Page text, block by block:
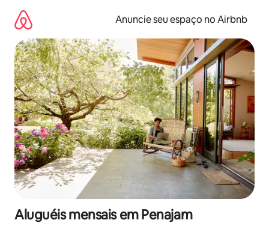
para
conteúdo
Anuncie seu espaço no Airbnb
Aluguéis mensais em Penajam